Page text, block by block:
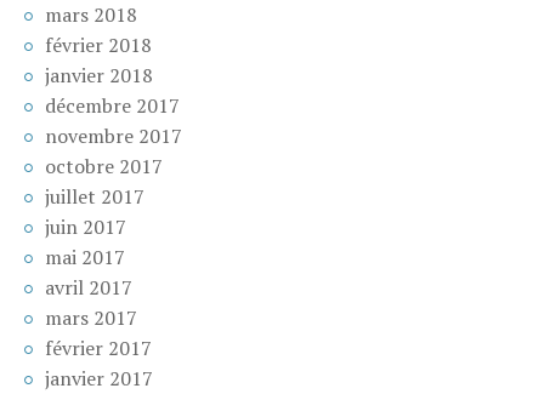
mars 2018
février 2018
janvier 2018
décembre 2017
novembre 2017
octobre 2017
juillet 2017
juin 2017
mai 2017
avril 2017
mars 2017
février 2017
janvier 2017